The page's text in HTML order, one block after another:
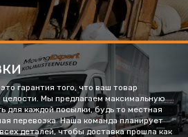
гарантия того, что ваш товар
целости. Мы предлагаем максимальную
для каждой посылки, будь то местная
перевозка. Наша команда планирует
деталей, чтобы доставка прошла как